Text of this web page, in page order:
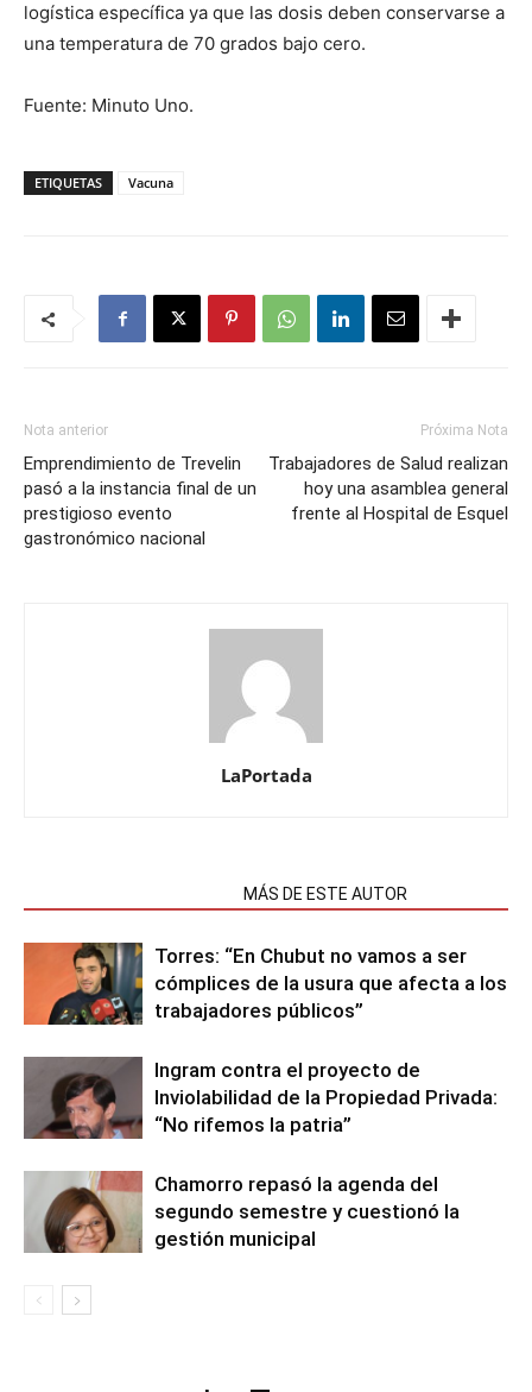
logística específica ya que las dosis deben conservarse a
una temperatura de 70 grados bajo cero.
Fuente: Minuto Uno.
ETIQUETAS Vacuna
Nota anterior
Emprendimiento de Trevelin
pasó a la instancia final de un
prestigioso evento
gastronómico nacional
Próxima Nota
Trabajadores de Salud realizan
hoy una asamblea general
frente al Hospital de Esquel
LaPortada
MÁS DE ESTE AUTOR
Torres: “En Chubut no vamos a ser
cómplices de la usura que afecta a los
trabajadores públicos”
Ingram contra el proyecto de
Inviolabilidad de la Propiedad Privada:
“No rifemos la patria”
Chamorro repasó la agenda del
segundo semestre y cuestionó la
gestión municipal